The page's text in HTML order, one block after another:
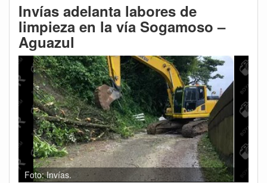
Invías adelanta labores de
limpieza en la vía Sogamoso –
Aguazul
Foto: Invías.